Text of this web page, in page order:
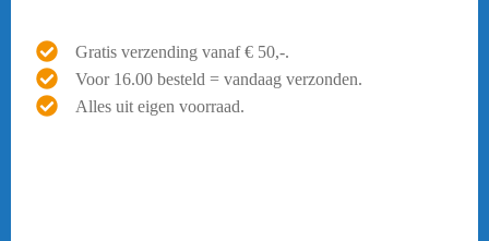
Gratis verzending vanaf € 50,-.
Voor 16.00 besteld = vandaag verzonden.
Alles uit eigen voorraad.